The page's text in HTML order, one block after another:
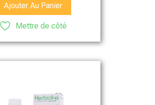
Ajouter Au Panier
Mettre de côté